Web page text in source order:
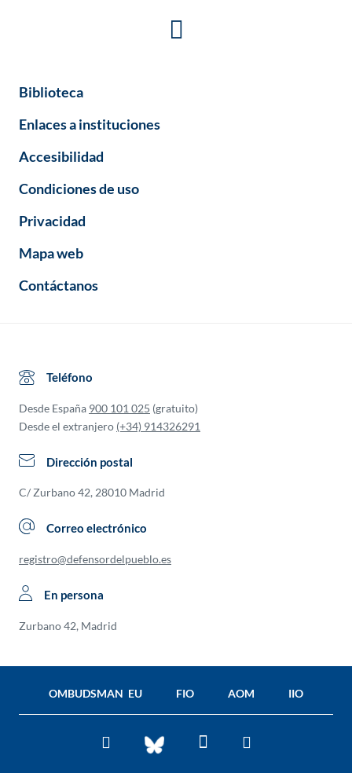
Biblioteca
Enlaces a instituciones
Accesibilidad
Condiciones de uso
Privacidad
Mapa web
Contáctanos
Teléfono
Desde España 900 101 025 (gratuito)
Desde el extranjero (+34) 914326291
Dirección postal
C/ Zurbano 42, 28010 Madrid
Correo electrónico
registro@defensordelpueblo.es
En persona
Zurbano 42, Madrid
OMBUDSMAN EU FIO AOM IIO
Twitter BlueSkyFacebookYou
Tube